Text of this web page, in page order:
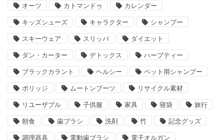
オーツ カトマンドゥ カレンダー
キッズシューズ キャラクター シャンプー
スキーウェア スリッパ ダイエット
ダン・カーター デトックス ハーブティー
ブラックカラント ヘルシー ペット用シャンプー
ポリッジ ムートンブーツ リサイクル素材
リユーザブル 子供服 家具 寝袋 旅行
朝食 歯ブラシ 洗剤 竹 記念グッズ
調理器具 電動歯ブラシ 電子オルガン